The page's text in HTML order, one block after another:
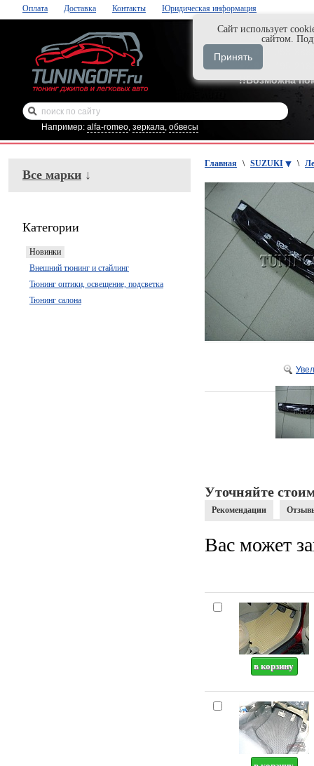
Оплата Доставка Контакты Юридическая информация
Нажми и
+7-929-495-
!!Возможна
Например: alfa-romeo, зеркала, обвесы
Все марки ↓
Категории
Новинки
Внешний тюнинг и стайлинг
Тюнинг оптики, освещение, подсветка
Тюнинг салона
Главная \ SUZUKI \
Уточняйте
Рекомендации
Вас может
Cайт использует
сайтом.
Принять